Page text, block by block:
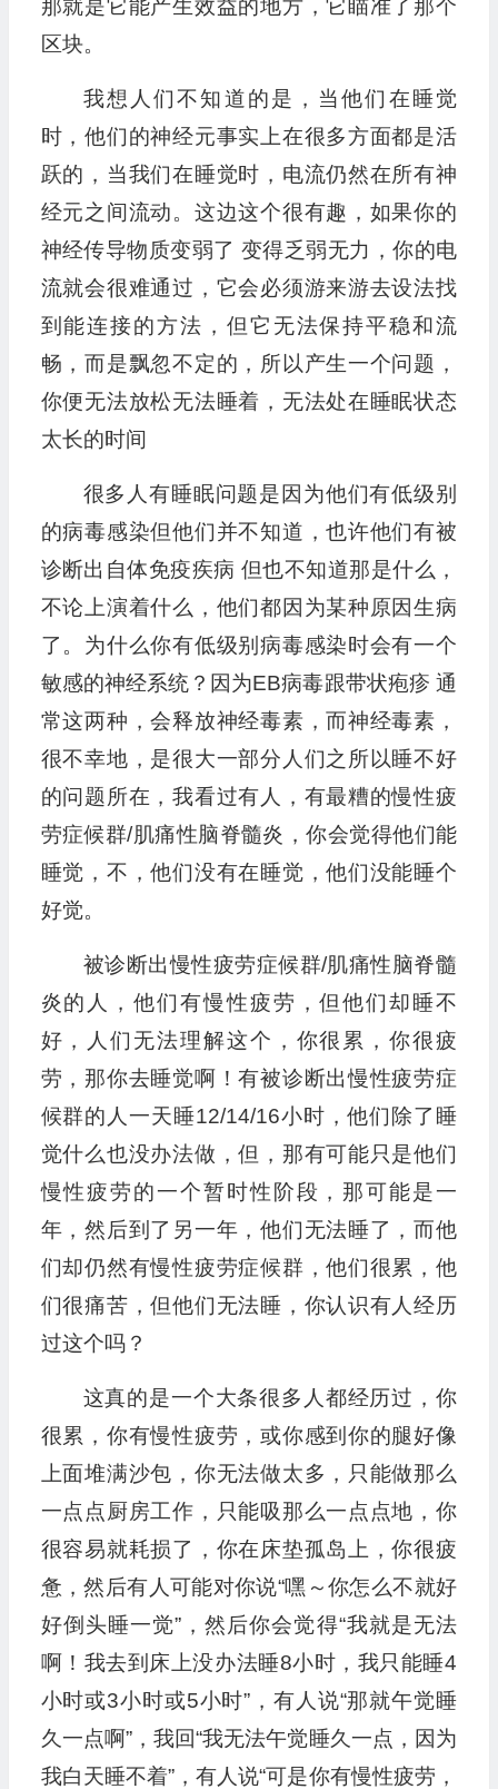
那就是它能产生效益的地方，它瞄准了那个
区块。
我想人们不知道的是，当他们在睡觉
时，他们的神经元事实上在很多方面都是活
跃的，当我们在睡觉时，电流仍然在所有神
经元之间流动。这边这个很有趣，如果你的
神经传导物质变弱了 变得乏弱无力，你的电
流就会很难通过，它会必须游来游去设法找
到能连接的方法，但它无法保持平稳和流
畅，而是飘忽不定的，所以产生一个问题，
你便无法放松无法睡着，无法处在睡眠状态
太长的时间
很多人有睡眠问题是因为他们有低级别
的病毒感染但他们并不知道，也许他们有被
诊断出自体免疫疾病 但也不知道那是什么，
不论上演着什么，他们都因为某种原因生病
了。为什么你有低级别病毒感染时会有一个
敏感的神经系统？因为EB病毒跟带状疱疹 通
常这两种，会释放神经毒素，而神经毒素，
很不幸地，是很大一部分人们之所以睡不好
的问题所在，我看过有人，有最糟的慢性疲
劳症候群/肌痛性脑脊髓炎，你会觉得他们能
睡觉，不，他们没有在睡觉，他们没能睡个
好觉。
被诊断出慢性疲劳症候群/肌痛性脑脊髓
炎的人，他们有慢性疲劳，但他们却睡不
好，人们无法理解这个，你很累，你很疲
劳，那你去睡觉啊！有被诊断出慢性疲劳症
候群的人一天睡12/14/16小时，他们除了睡
觉什么也没办法做，但，那有可能只是他们
慢性疲劳的一个暂时性阶段，那可能是一
年，然后到了另一年，他们无法睡了，而他
们却仍然有慢性疲劳症候群，他们很累，他
们很痛苦，但他们无法睡，你认识有人经历
过这个吗？
这真的是一个大条很多人都经历过，你
很累，你有慢性疲劳，或你感到你的腿好像
上面堆满沙包，你无法做太多，只能做那么
一点点厨房工作，只能吸那么一点点地，你
很容易就耗损了，你在床垫孤岛上，你很疲
惫，然后有人可能对你说“嘿～你怎么不就好
好倒头睡一觉”，然后你会觉得“我就是无法
啊！我去到床上没办法睡8小时，我只能睡4
小时或3小时或5小时”，有人说“那就午觉睡
久一点啊”，我回“我无法午觉睡久一点，因为
我白天睡不着”，有人说“可是你有慢性疲劳，